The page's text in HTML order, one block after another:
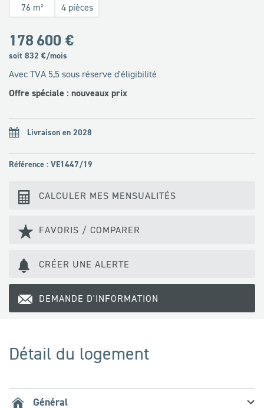
76 m² 4 pièces
178 600 €
soit 832 €/mois
Avec TVA 5,5 sous réserve d'éligibilité
Offre spéciale : nouveaux prix
Livraison en 2028
Référence : VE1447/19
CALCULER MES MENSUALITÉS
FAVORIS / COMPARER
CRÉER UNE ALERTE
DEMANDE D'INFORMATION
Détail du logement
Général